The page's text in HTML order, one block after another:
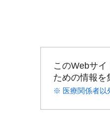
このWebサイ
ための情報を
※ 医療関係者以